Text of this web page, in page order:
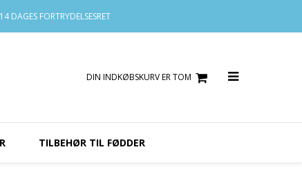
14 DAGESFORTRYDELSESRET
DIN INDKØBSKURV ER TOM
TILBEHØR TIL FØDDER